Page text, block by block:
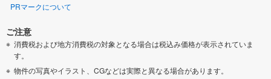
PRマークについて
ご注意
消費税および地方消費税の対象となる場合は税込み価格が表示されていま
す。
物件の写真やイラスト、CGなどは実際と異なる場合があります。